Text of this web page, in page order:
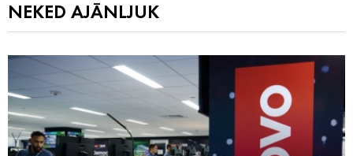
NEKED AJÁNLJUK